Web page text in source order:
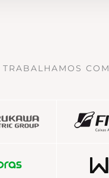
TRABALHAMOS COM